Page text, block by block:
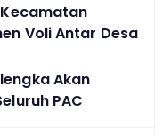
Kecamatan
Voli Antar Desa
Akan
PAC